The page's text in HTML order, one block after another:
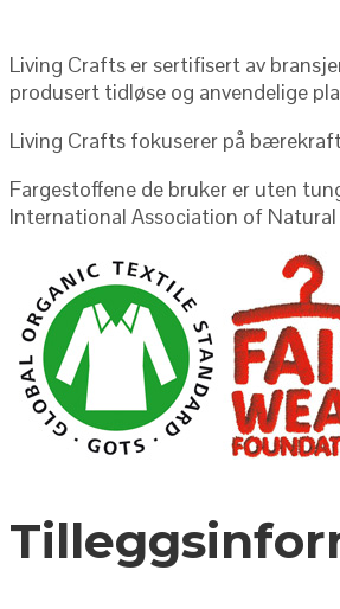
Living Crafts er sertifisert av
produsert tidløse og anvendelige
Living Crafts fokuserer på
Fargestoffene de bruker er uten
International Association of